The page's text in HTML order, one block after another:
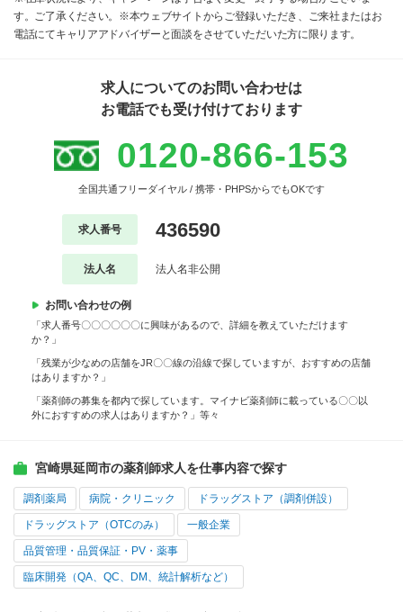
す。ご了承ください。※本ウェブサイトからご登録いただき、ご来社またはお
電話にてキャリアアドバイザーと面談をさせていただいた方に限ります。
求人についてのお問い合わせは
お電話でも受け付けております
0120-866-153
全国共通フリーダイヤル / 携帯・PHPSからでもOKです
求人番号 436590
法人名 法人名非公開
お問い合わせの例
「求人番号〇〇〇〇〇〇に興味があるので、詳細を教えていただけます
か？」
「残業が少なめの店舗をJR〇〇線の沿線で探していますが、おすすめの店舗
はありますか？」
「薬剤師の募集を都内で探しています。マイナビ薬剤師に載っている〇〇以
外におすすめの求人はありますか？」等々
宮崎県延岡市の薬剤師求人を仕事内容で探す
調剤薬局 病院・クリニック ドラッグストア（調剤併設）
ドラッグストア（OTCのみ） 一般企業
品質管理・品質保証・PV・薬事
臨床開発（QA、QC、DM、統計解析など）